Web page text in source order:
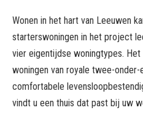
Wonen in het hart van Leeuwen
starterswoningen in het project
vier eigentijdse woningtypes.
woningen van royale twee-onder-
comfortabele
vindt u een thuis dat past bij uw